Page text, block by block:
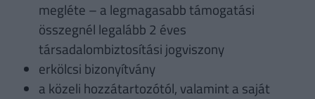
megléte – a legmagasabb támogatási
összegnél legalább 2 éves
társadalombiztosítási jogviszony
erkölcsi bizonyítvány
a közeli hozzátartozótól, valamint a saját